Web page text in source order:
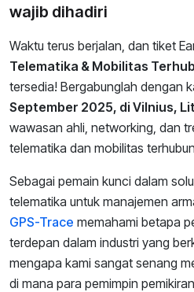
wajib dihadiri
Waktu terus berjalan, dan tiket
Telematika & Mobilitas
tersedia! Bergabunglah dengan
September 2025, di Vilnius,
wawasan ahli, networking, dan
telematika dan mobilitas
Sebagai pemain kunci dalam
telematika untuk manajemen
GPS-Trace memahami betapa
terdepan dalam industri yang
mengapa kami sangat senang
di mana para pemimpin